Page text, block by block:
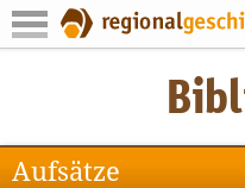
Aufsätze